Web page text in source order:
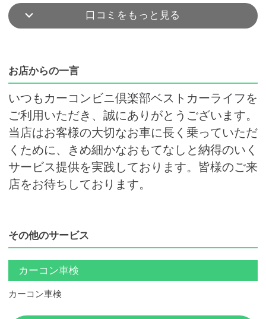
口コミをもっと見る
お店からの一言
いつもカーコンビニ倶楽部ベストカーライフを
ご利用いただき、誠にありがとうございます。
当店はお客様の大切なお車に長く乗っていただ
くために、きめ細かなおもてなしと納得のいく
サービス提供を実践しております。皆様のご来
店をお待ちしております。
その他のサービス
カーコン車検
カーコン車検